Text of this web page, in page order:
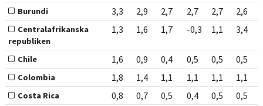
Burundi 3,3 2,9 2,7 2,7 2,7 2,6
Centralafrikanska
republiken
1,3 1,6 1,7 -0,3 1,1 3,4
Chile 1,6 0,9 0,4 0,5 0,5 0,5
Colombia 1,8 1,4 1,1 1,1 1,1 1,1
Costa Rica 0,8 0,7 0,5 0,4 0,5 0,5